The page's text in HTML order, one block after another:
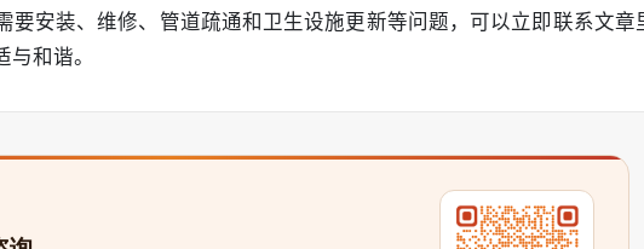
要安装、维修、管道疏通和卫生设施更新等问题，可以立即联系文章
和谐。